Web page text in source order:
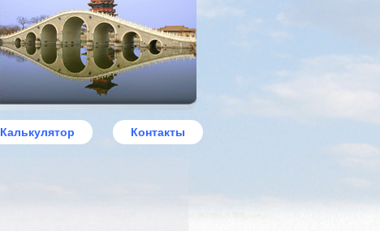
Калькулятор Контакты